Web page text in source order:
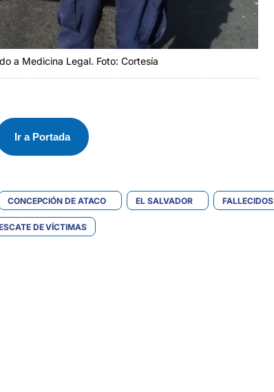
a Medicina Legal. Foto: Cortesía
Ir a Portada
CONCEPCIÓN DE ATACO EL SALVADOR FALLECIDOS
DE VÍCTIMAS